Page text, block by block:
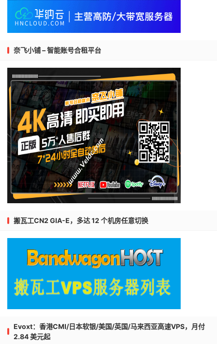
奈飞小铺 – 智能账号合租平台
搬瓦工CN2 GIA-E，多达 12 个机房任意切换
Evoxt：香港CMI/日本软银/美国/英国/马来西亚高速VPS，月付
2.84 美元起